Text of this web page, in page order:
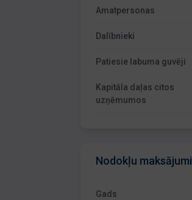
Amatpersonas
Dalībnieki
Patiesie labuma guvēji
Kapitāla daļas citos
uzņēmumos
Nodokļu maksājumi
Gads